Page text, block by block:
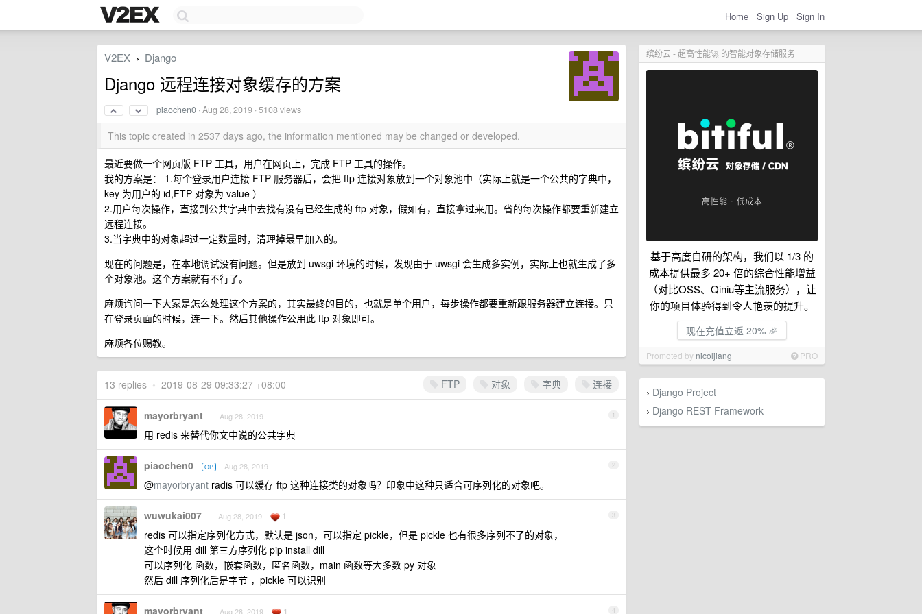
Home Sign Up Sign In
缤纷云 - 超高性能🚀 的智能对象存储服务
基于高度自研的架构，我们以 1/3 的
成本提供最多 20+ 倍的综合性能增益
（对比OSS、Qiniu等主流服务），让
你的项目体验得到令人艳羡的提升。
现在充值立返 20% 🎉
Promoted by nicoljiang PRO
› Django Project
› Django REST Framework
V2EX › Django
Django 远程连接对象缓存的方案
piaochen0 ·Aug 28, 2019 · 5108 views
This topic created in 2537 days ago, the information mentioned may be changed or developed.
最近要做一个网页版 FTP 工具，用户在网页上，完成 FTP 工具的操作。
我的方案是： 1.每个登录用户连接 FTP 服务器后，会把 ftp 连接对象放到一个对象池中（实际上就是一个公共的字典中，
key 为用户的 id,FTP 对象为 value ）
2.用户每次操作，直接到公共字典中去找有没有已经生成的 ftp 对象，假如有，直接拿过来用。省的每次操作都要重新建立
远程连接。
3.当字典中的对象超过一定数量时，清理掉最早加入的。
现在的问题是，在本地调试没有问题。但是放到 uwsgi 环境的时候，发现由于 uwsgi 会生成多实例，实际上也就生成了多
个对象池。这个方案就有不行了。
麻烦询问一下大家是怎么处理这个方案的，其实最终的目的，也就是单个用户，每步操作都要重新跟服务器建立连接。只
在登录页面的时候，连一下。然后其他操作公用此 ftp 对象即可。
麻烦各位赐教。
FTP 对象 字典 连接
13 replies • 2019-08-29 09:33:27 +08:00
1
mayorbryant Aug 28, 2019
用 redis 来替代你文中说的公共字典
2
piaochen0 OP Aug 28, 2019
@mayorbryant radis 可以缓存 ftp 这种连接类的对象吗？印象中这种只适合可序列化的对象吧。
3
wuwukai007 Aug 28, 2019 1
redis 可以指定序列化方式，默认是 json，可以指定 pickle，但是 pickle 也有很多序列不了的对象，
这个时候用 dill 第三方序列化 pip install dill
可以序列化 函数，嵌套函数，匿名函数，main 函数等大多数 py 对象
然后 dill 序列化后是字节 ，pickle 可以识别
4
mayorbryant Aug 28, 2019 1